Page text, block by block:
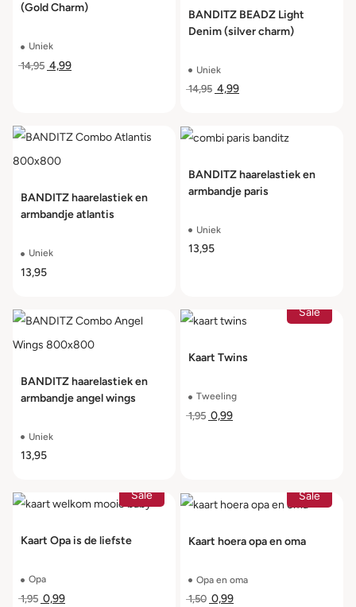
(Gold Charm)
Uniek
14,95 4,99
BANDITZ BEADZ Light
Denim (silver charm)
Uniek
14,95 4,99
BANDITZ haarelastiek en
armbandje atlantis
Uniek
13,95
BANDITZ haarelastiek en
armbandje paris
Uniek
13,95
BANDITZ haarelastiek en
armbandje angel wings
Uniek
13,95
Sale
Kaart Twins
Tweeling
1,95 0,99
Sale
Kaart Opa is de liefste
Opa
1,95 0,99
Sale
Kaart hoera opa en oma
Opa en oma
1,50 0,99